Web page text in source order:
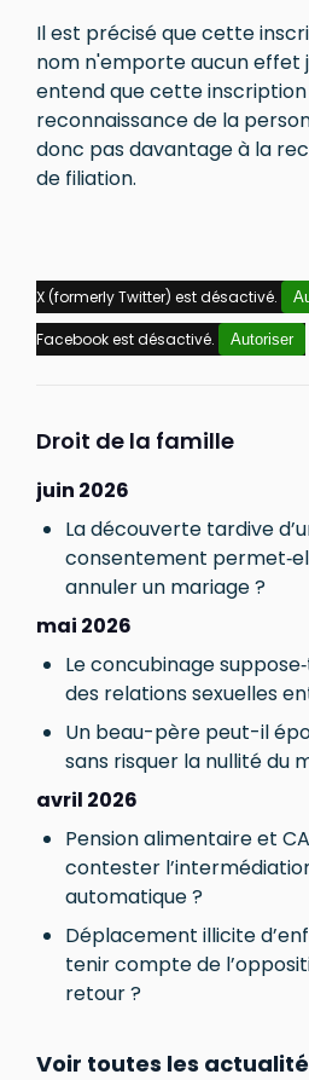
Il est précisé que cette
nom n'emporte aucun effet
entend que cette
reconnaissance de la
donc pas davantage à la
de filiation.
X (formerly Twitter) est désactivé.
Facebook est désactivé. Autoriser
Droit de la famille
juin 2026
La découverte tardive
consentement
annuler un mariage ?
mai 2026
Le concubinage
des relations sexuelles
Un beau-père peut-il
sans risquer la nullité du
avril 2026
Pension alimentaire et
contester
automatique ?
Déplacement illicite
tenir compte de
retour ?
Voir toutes les